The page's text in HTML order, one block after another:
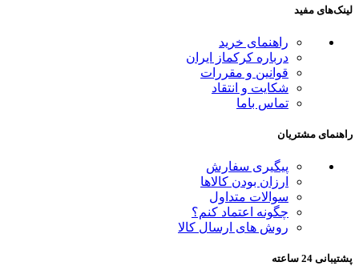
لینک‌های مفید
راهنمای خرید
درباره کرکماز ایران
قوانین و مقررات
شکایت و انتقاد
تماس باما
راهنمای مشتریان
پیگیری سفارش
ارزان بودن کالاها
سوالات متداول
چگونه اعتماد کنم؟
روش های ارسال کالا
پشتیبانی 24 ساعته